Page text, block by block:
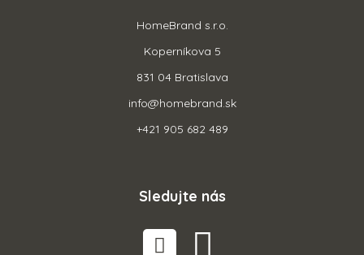
HomeBrand s.r.o.
Koperníkova 5
831 04 Bratislava
info@homebrand.sk
+421 905 682 489
Sledujte nás